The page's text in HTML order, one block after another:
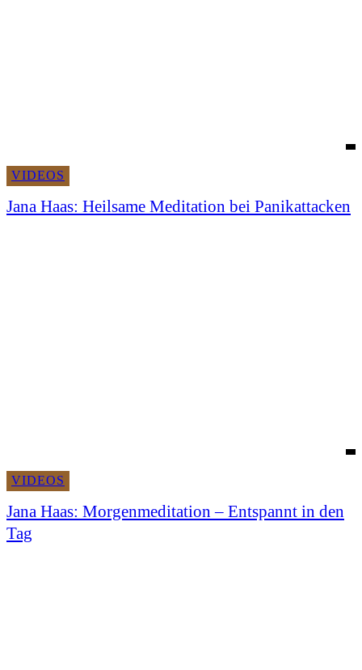
VIDEOS
Jana Haas: Heilsame Meditation bei Panikattacken
VIDEOS
Jana Haas: Morgenmeditation – Entspannt in den
Tag